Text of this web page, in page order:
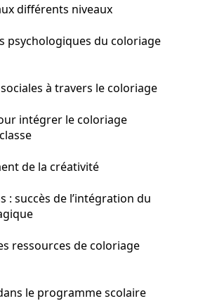
différents niveaux
psychologiques du coloriage
à travers le coloriage
intégrer le coloriage
de la créativité
: succès de l’intégration du
ressources de coloriage
le programme scolaire